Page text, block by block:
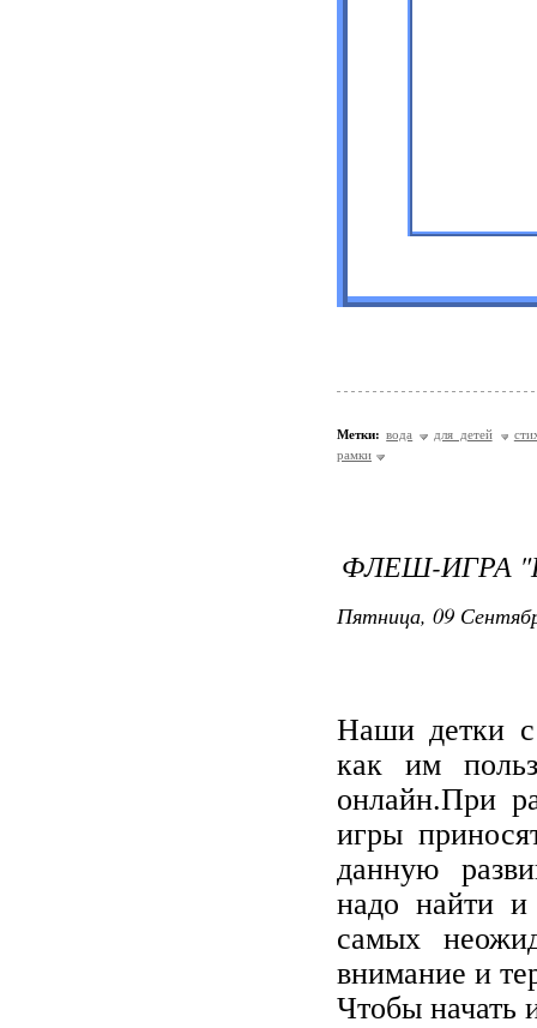
Метки: вода для детей
рамки
ФЛЕШ-ИГРА
Пятница, 09
Наши детки с
как им
онлайн.При
игры
данную
надо найти и
самых
внимание и
Чтобы начать